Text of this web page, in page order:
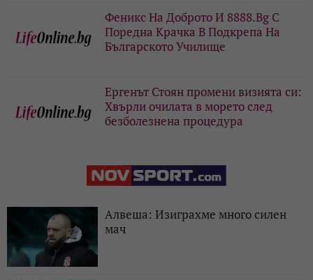
Феникс На Доброто И 8888.Bg С
Поредна Крачка В Подкрепа На
Българското Училище
Ергенът Стоян промени визията си:
Хвърли очилата в морето след
безболезнена процедура
Алвеша: Изиграхме много силен
мач